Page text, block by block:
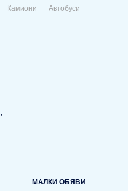
Камиони Автобуси
МАЛКИ ОБЯВИ